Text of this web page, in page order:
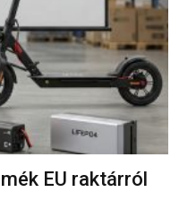
EU raktárról